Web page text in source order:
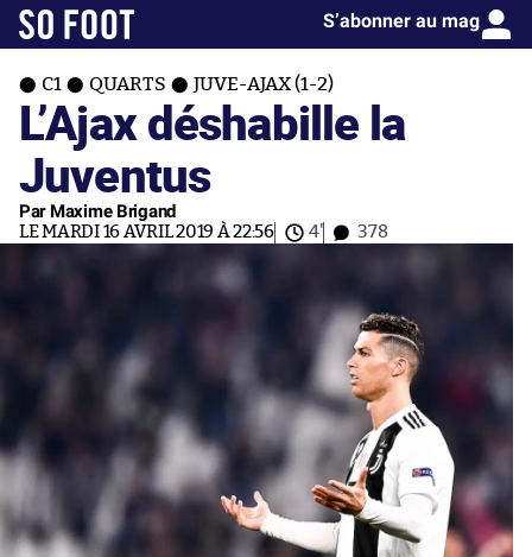
S’abonner au mag
C1 QUARTS JUVE-AJAX (1-2)
L’Ajax déshabille la
Juventus
Par Maxime Brigand
LE MARDI 16 AVRIL 2019 À 22:56 4' 378